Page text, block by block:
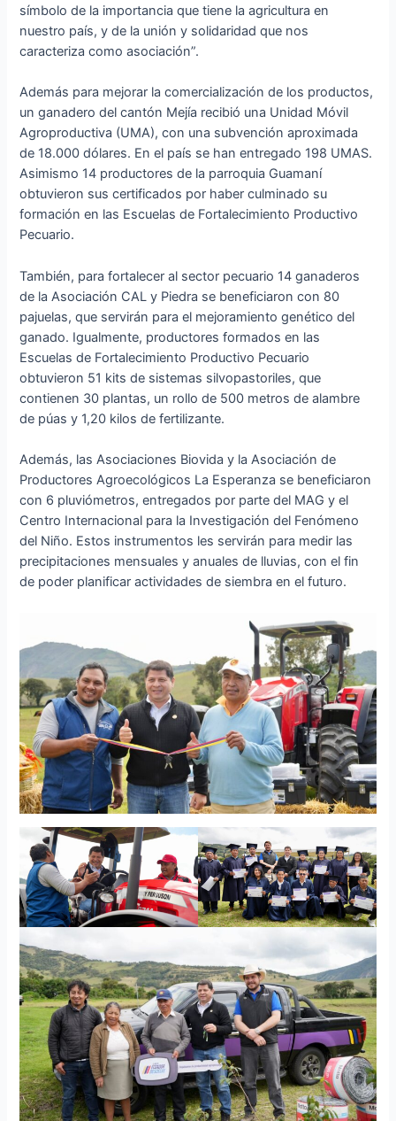
símbolo de la importancia que tiene la agricultura en
nuestro país, y de la unión y solidaridad que nos
caracteriza como asociación”.
Además para mejorar la comercialización de los productos,
un ganadero del cantón Mejía recibió una Unidad Móvil
Agroproductiva (UMA), con una subvención aproximada
de 18.000 dólares. En el país se han entregado 198 UMAS.
Asimismo 14 productores de la parroquia Guamaní
obtuvieron sus certificados por haber culminado su
formación en las Escuelas de Fortalecimiento Productivo
Pecuario.
También, para fortalecer al sector pecuario 14 ganaderos
de la Asociación CAL y Piedra se beneficiaron con 80
pajuelas, que servirán para el mejoramiento genético del
ganado. Igualmente, productores formados en las
Escuelas de Fortalecimiento Productivo Pecuario
obtuvieron 51 kits de sistemas silvopastoriles, que
contienen 30 plantas, un rollo de 500 metros de alambre
de púas y 1,20 kilos de fertilizante.
Además, las Asociaciones Biovida y la Asociación de
Productores Agroecológicos La Esperanza se beneficiaron
con 6 pluviómetros, entregados por parte del MAG y el
Centro Internacional para la Investigación del Fenómeno
del Niño. Estos instrumentos les servirán para medir las
precipitaciones mensuales y anuales de lluvias, con el fin
de poder planificar actividades de siembra en el futuro.